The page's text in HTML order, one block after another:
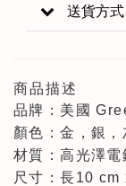
送貨方式
商品描述
品牌：美國
顏色：金，銀，
材質：高光澤電
尺寸：長10